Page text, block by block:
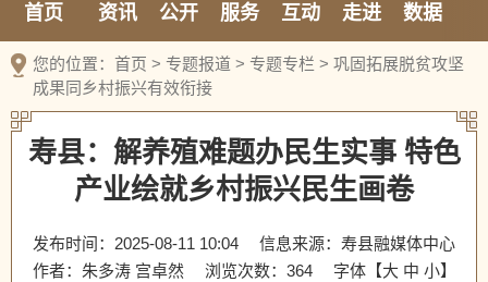
首页 资讯 公开 服务 互动 走进
数据
新媒体
您的位置： 首页 > 专题报道 > 专题专栏 > 巩固拓展脱贫攻坚
成果同乡村振兴有效衔接
寿县：解养殖难题办民生实事 特色
产业绘就乡村振兴民生画卷
发布时间：2025-08-11 10:04
信息来源：寿县融媒体中心
作者：朱多涛 宫卓然
浏览次数： 364 字体【大 中 小】